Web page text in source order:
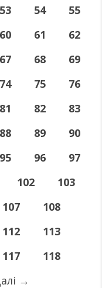
53 54
55
60 61
62
67 68
69
74 75
76
81 82
83
88 89
90
95 96
97
102
103
107
108
112
113
117
118
→